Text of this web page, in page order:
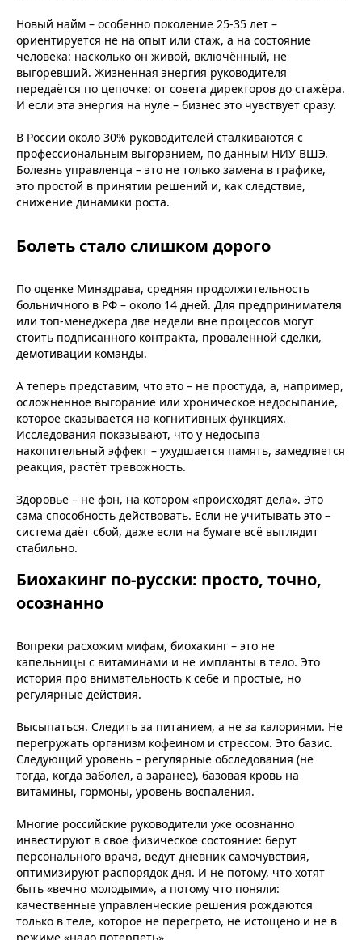
Новый найм – особенно поколение 25-35 лет –
ориентируется не на опыт или стаж, а на состояние
человека: насколько он живой, включённый, не
выгоревший. Жизненная энергия руководителя
передаётся по цепочке: от совета директоров до стажёра.
И если эта энергия на нуле – бизнес это чувствует сразу.
В России около 30% руководителей сталкиваются с
профессиональным выгоранием, по данным НИУ ВШЭ.
Болезнь управленца – это не только замена в графике,
это простой в принятии решений и, как следствие,
снижение динамики роста.
Болеть стало слишком дорого
По оценке Минздрава, средняя продолжительность
больничного в РФ – около 14 дней. Для предпринимателя
или топ-менеджера две недели вне процессов могут
стоить подписанного контракта, проваленной сделки,
демотивации команды.
А теперь представим, что это – не простуда, а, например,
осложнённое выгорание или хроническое недосыпание,
которое сказывается на когнитивных функциях.
Исследования показывают, что у недосыпа
накопительный эффект – ухудшается память, замедляется
реакция, растёт тревожность.
Здоровье – не фон, на котором «происходят дела». Это
сама способность действовать. Если не учитывать это –
система даёт сбой, даже если на бумаге всё выглядит
стабильно.
Биохакинг по-русски: просто, точно,
осознанно
Вопреки расхожим мифам, биохакинг – это не
капельницы с витаминами и не импланты в тело. Это
история про внимательность к себе и простые, но
регулярные действия.
Высыпаться. Следить за питанием, а не за калориями. Не
перегружать организм кофеином и стрессом. Это базис.
Следующий уровень – регулярные обследования (не
тогда, когда заболел, а заранее), базовая кровь на
витамины, гормоны, уровень воспаления.
Многие российские руководители уже осознанно
инвестируют в своё физическое состояние: берут
персонального врача, ведут дневник самочувствия,
оптимизируют распорядок дня. И не потому, что хотят
быть «вечно молодыми», а потому что поняли:
качественные управленческие решения рождаются
только в теле, которое не перегрето, не истощено и не в
режиме «надо потерпеть».